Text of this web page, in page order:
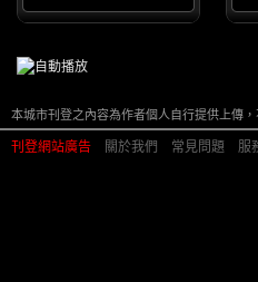
本城市刊登之內容為作者個人自行提供上傳，
刊登網站廣告 關於我們 常見問題 服